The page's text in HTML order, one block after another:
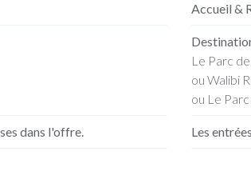
dans l'offre.
Accueil &
Le Parc
ou Walibi
ou Le
Les